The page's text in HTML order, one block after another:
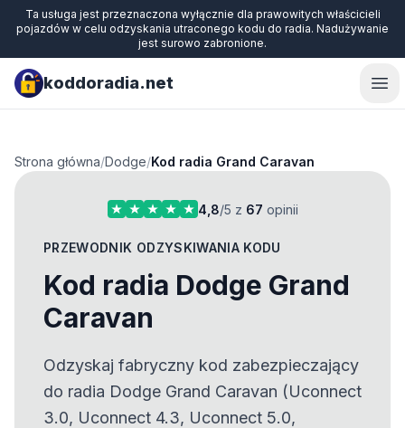
Ta usługa jest przeznaczona wyłącznie dla prawowitych właścicieli
pojazdów w celu odzyskania utraconego kodu do radia. Nadużywanie
jest surowo zabronione.
koddoradia.net
Strona główna/Dodge/Kod radia Grand Caravan
4,8/5 z 67 opinii
PRZEWODNIK ODZYSKIWANIA KODU
Kod radia Dodge Grand
Caravan
Odzyskaj fabryczny kod zabezpieczający
do radia Dodge Grand Caravan (Uconnect
3.0, Uconnect 4.3, Uconnect 5.0,